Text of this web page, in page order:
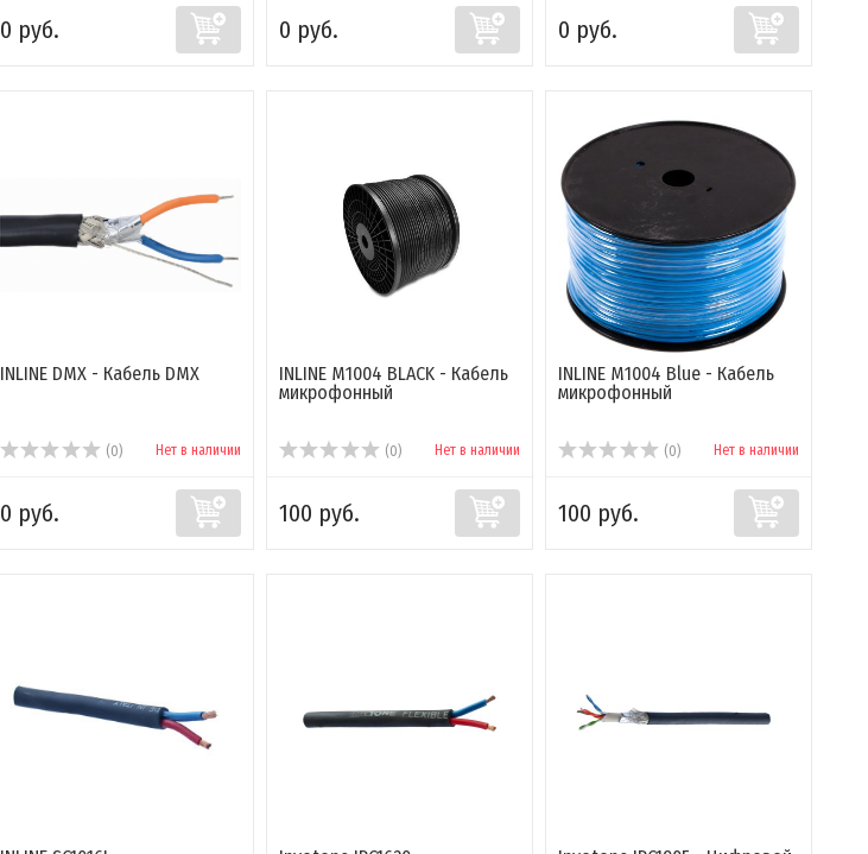
0 руб. 0 руб. 0 руб.
INLINE DMX - Кабель DMX
(0) Нет в наличии
0 руб.
INLINE M1004 BLACK - Кабель
микрофонный
(0) Нет в наличии
100 руб.
INLINE M1004 Blue - Кабель
микрофонный
(0) Нет в наличии
100 руб.